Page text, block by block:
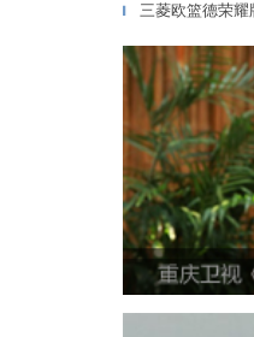
▎ 三菱欧篮德荣耀